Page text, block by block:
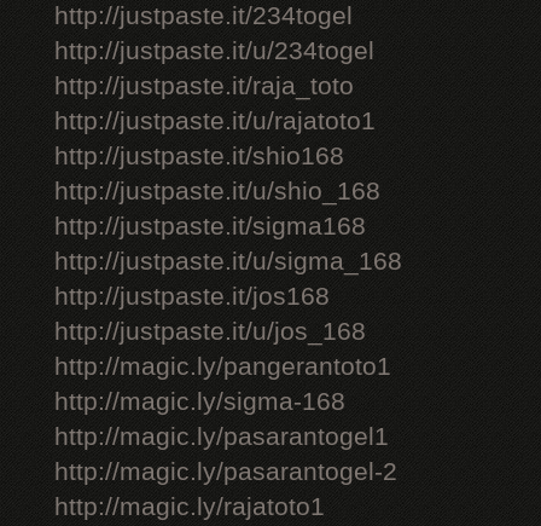
http://justpaste.it/234togel
http://justpaste.it/u/234togel
http://justpaste.it/raja_toto
http://justpaste.it/u/rajatoto1
http://justpaste.it/shio168
http://justpaste.it/u/shio_168
http://justpaste.it/sigma168
http://justpaste.it/u/sigma_168
http://justpaste.it/jos168
http://justpaste.it/u/jos_168
http://magic.ly/pangerantoto1
http://magic.ly/sigma-168
http://magic.ly/pasarantogel1
http://magic.ly/pasarantogel-2
http://magic.ly/rajatoto1